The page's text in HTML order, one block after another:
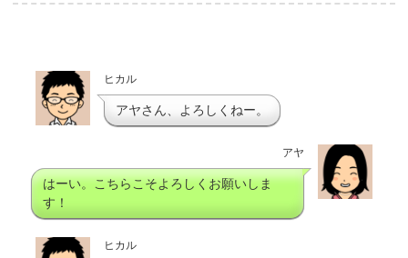
ヒカル
アヤさん、よろしくねー。
アヤ
はーい。こちらこそよろしくお願いしま
す！
ヒカル